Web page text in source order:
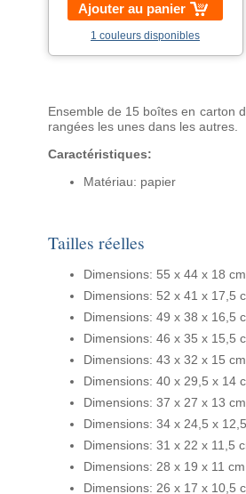
Ajouter au panier
1 couleurs disponibles
Ensemble de 15 boîtes en carton
rangées les unes dans les autres.
Caractéristiques:
Matériau: papier
Tailles réelles
Dimensions: 55 x 44 x 18 cm
Dimensions: 52 x 41 x 17,5
Dimensions: 49 x 38 x 16,5
Dimensions: 46 x 35 x 15,5
Dimensions: 43 x 32 x 15 cm
Dimensions: 40 x 29,5 x 14
Dimensions: 37 x 27 x 13 cm
Dimensions: 34 x 24,5 x
Dimensions: 31 x 22 x 11,5
Dimensions: 28 x 19 x 11 cm
Dimensions: 26 x 17 x 10,5